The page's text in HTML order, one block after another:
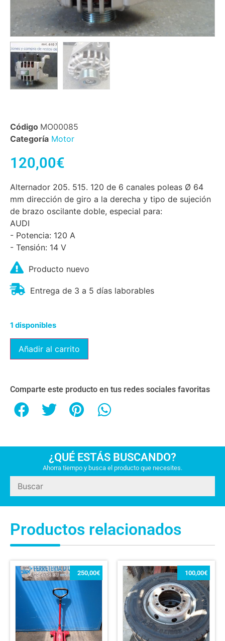
Código MO00085
Categoría Motor
120,00€
Alternador 205. 515. 120 de 6 canales poleas Ø 64
mm dirección de giro a la derecha y tipo de sujeción
de brazo oscilante doble, especial para:
AUDI
- Potencia: 120 A
- Tensión: 14 V
Producto nuevo
Entrega de 3 a 5 días laborables
1 disponibles
Añadir al carrito
Comparte este producto en tus redes sociales favoritas
¿QUÉ ESTÁS BUSCANDO?
Ahorra tiempo y busca el producto que necesites.
Productos relacionados
250,00€ 100,00€